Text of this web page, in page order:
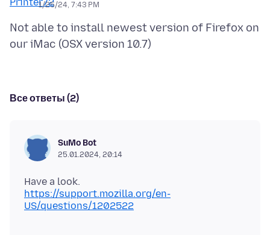
1/25/24, 7:43 PM
Not able to install newest version of Firefox on
Все ответы (2)
SuMo Bot
25.01.2024, 20:14
https://support.mozilla.org/en-
US/questions/1202522